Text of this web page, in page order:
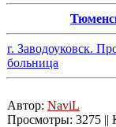
г. Заводоуковск.
больница
Автор: NaviL
Просмотры: 3275 ||